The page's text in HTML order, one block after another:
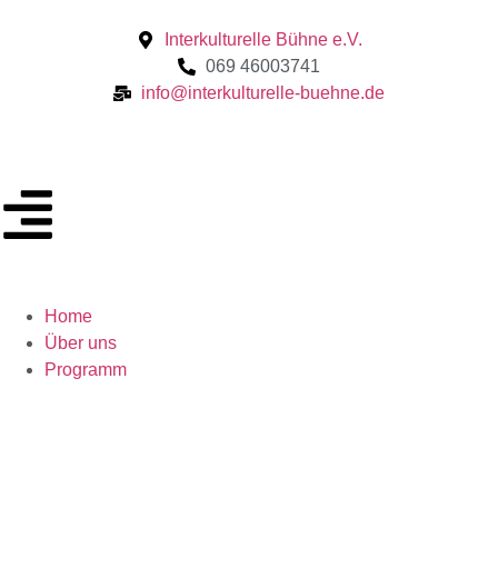
Interkulturelle Bühne e.V.
069 46003741
info@interkulturelle-buehne.de
Home
Über uns
Programm